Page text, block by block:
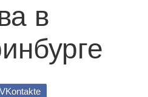
в
VKontakte